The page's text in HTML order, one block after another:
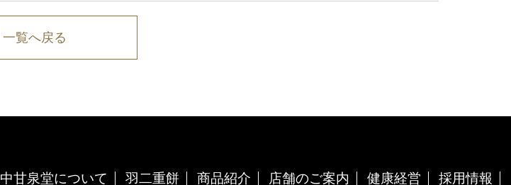
一覧へ戻る
甘泉堂について 羽二重餅 商品紹介 店舗のご案内 健康経営 採用情報